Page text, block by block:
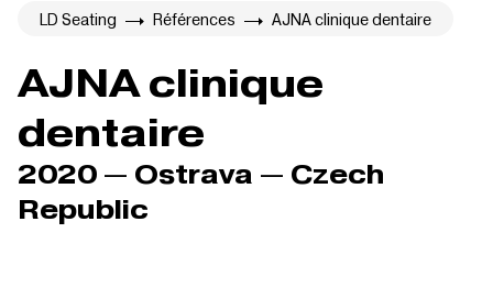
LD Seating Références AJNA clinique dentaire
AJNA clinique
dentaire
2020 — Ostrava — Czech
Republic